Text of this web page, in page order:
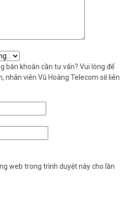
băn khoăn cần tư vấn? Vui lòng để
nhân viên Vũ Hoàng Telecom sẽ liên
web trong trình duyệt này cho lần